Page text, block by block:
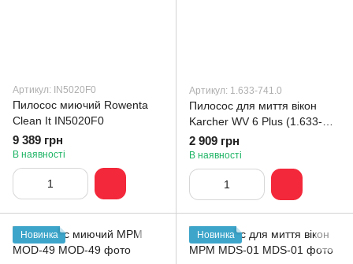
Артикул: IN5020F0
Пилосос миючий Rowenta
Clean It IN5020F0
9 389 грн
В наявності
Артикул: 1.633-741.0
Пилосос для миття вікон
Karcher WV 6 Plus (1.633-
741.0)
2 909 грн
В наявності
Новинка Новинка